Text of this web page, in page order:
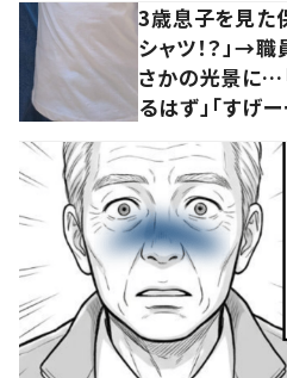
3歳息子を見た
シャツ！？」→
さかの光景に…
るはず」「すげー